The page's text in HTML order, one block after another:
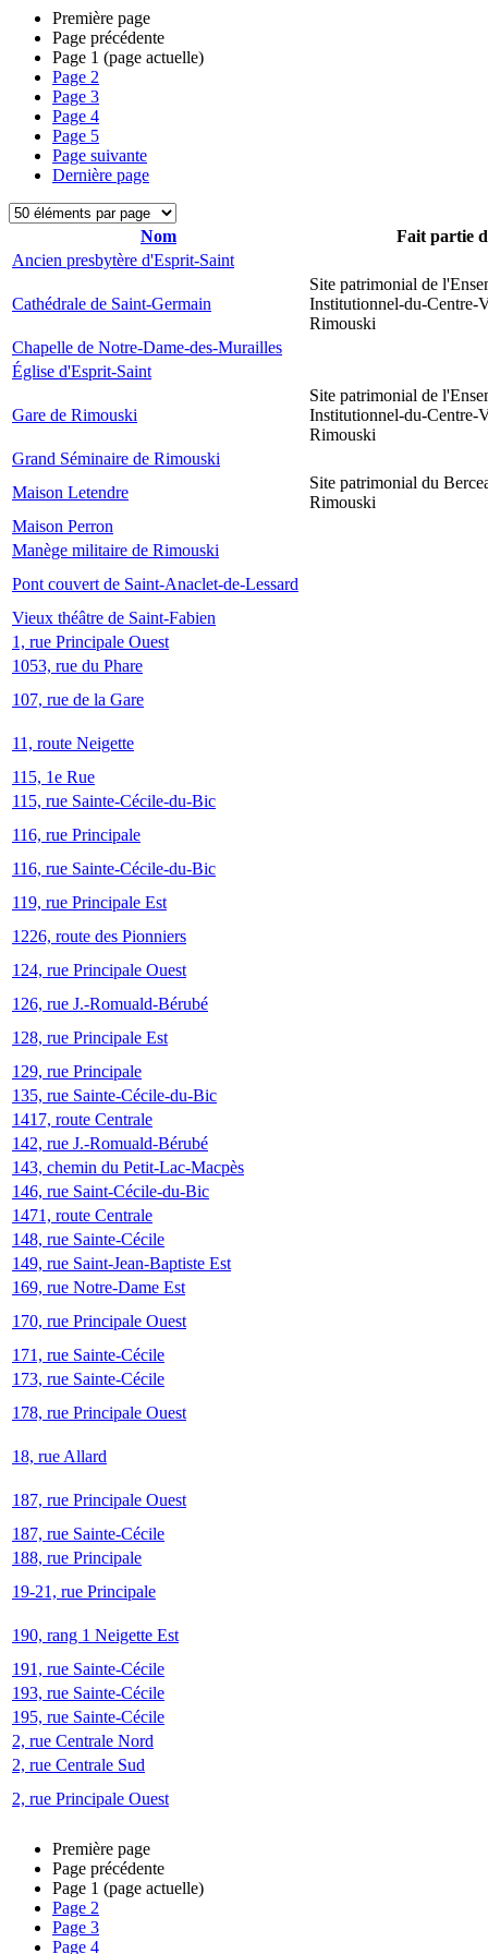
Première page
Page précédente
Page 1 (page actuelle)
Page 2
Page 3
Page 4
Page 5
Page suivante
Dernière page
Nom
Fait partie
Ancien presbytère d'Esprit-Saint
Cathédrale de Saint-Germain
Site patrimonial de
Institutionnel-du-Centre-
Rimouski
Chapelle de Notre-Dame-des-Murailles
Église d'Esprit-Saint
Gare de Rimouski
Site patrimonial de
Institutionnel-du-Centre-
Rimouski
Grand Séminaire de Rimouski
Maison Letendre
Site patrimonial du
Rimouski
Maison Perron
Manège militaire de Rimouski
Pont couvert de Saint-Anaclet-de-Lessard
Vieux théâtre de Saint-Fabien
1, rue Principale Ouest
1053, rue du Phare
107, rue de la Gare
11, route Neigette
115, 1e Rue
115, rue Sainte-Cécile-du-Bic
116, rue Principale
116, rue Sainte-Cécile-du-Bic
119, rue Principale Est
1226, route des Pionniers
124, rue Principale Ouest
126, rue J.-Romuald-Bérubé
128, rue Principale Est
129, rue Principale
135, rue Sainte-Cécile-du-Bic
1417, route Centrale
142, rue J.-Romuald-Bérubé
143, chemin du Petit-Lac-Macpès
146, rue Saint-Cécile-du-Bic
1471, route Centrale
148, rue Sainte-Cécile
149, rue Saint-Jean-Baptiste Est
169, rue Notre-Dame Est
170, rue Principale Ouest
171, rue Sainte-Cécile
173, rue Sainte-Cécile
178, rue Principale Ouest
18, rue Allard
187, rue Principale Ouest
187, rue Sainte-Cécile
188, rue Principale
19-21, rue Principale
190, rang 1 Neigette Est
191, rue Sainte-Cécile
193, rue Sainte-Cécile
195, rue Sainte-Cécile
2, rue Centrale Nord
2, rue Centrale Sud
2, rue Principale Ouest
Première page
Page précédente
Page 1 (page actuelle)
Page 2
Page 3
Page 4